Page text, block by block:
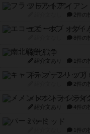
フラットアイアン
2件の
エコーズ・オブ・
8件の
南北戦争
紹介文あり 1件の
キャプテン・フ
2件の
メメントオンライ
紹介文あり 4件の
パーミッド
1件の